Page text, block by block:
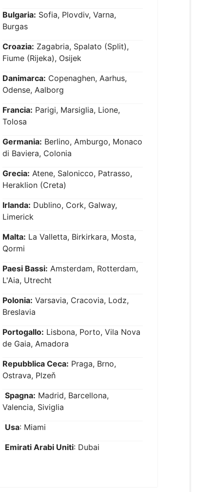
Bulgaria: Sofia, Plovdiv, Varna,
Burgas
Croazia: Zagabria, Spalato (Split),
Fiume (Rijeka), Osijek
Danimarca: Copenaghen, Aarhus,
Odense, Aalborg
Francia: Parigi, Marsiglia, Lione,
Tolosa
Germania: Berlino, Amburgo, Monaco
di Baviera, Colonia
Grecia: Atene, Salonicco, Patrasso,
Heraklion (Creta)
Irlanda: Dublino, Cork, Galway,
Limerick
Malta: La Valletta, Birkirkara, Mosta,
Qormi
Paesi Bassi: Amsterdam, Rotterdam,
L'Aia, Utrecht
Polonia: Varsavia, Cracovia, Lodz,
Breslavia
Portogallo: Lisbona, Porto, Vila Nova
de Gaia, Amadora
Repubblica Ceca: Praga, Brno,
Ostrava, Plzeň
Spagna: Madrid, Barcellona,
Valencia, Siviglia
Usa: Miami
Emirati Arabi Uniti: Dubai